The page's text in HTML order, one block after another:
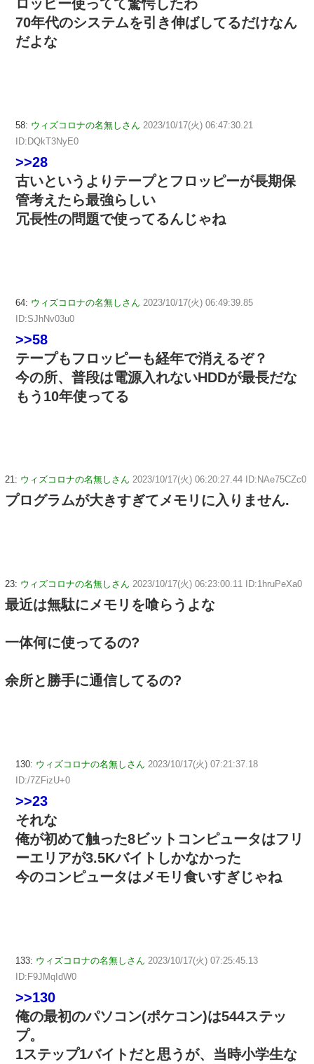
ロッピー使ってて驚愕したわ
70年代のシステムを引き伸ばしてるだけなん
だよな
58: ウィズコロナの名無しさん 2023/10/17(火) 06:47:30.21
ID:DQkT3NyE0
>>28
古いというよりテープとフロッピーが長期保
管考えたら最強らしい
冗長性の問題で使ってるんじゃね
64: ウィズコロナの名無しさん 2023/10/17(火) 06:49:39.85
ID:SJhNv03u0
>>58
テープもフロッピーも経年で消えるぞ？
今の所、普段は電源入れないHDDが最長だな
もう10年使ってる
21: ウィズコロナの名無しさん 2023/10/17(火) 06:20:27.44 ID:NAe75CZc0
プログラムが大きすぎてメモリに入りません.
23: ウィズコロナの名無しさん 2023/10/17(火) 06:23:00.11 ID:1hruPeXa0
最近は無駄にメモリを喰らうよな
一体何に使ってるの?
余所と勝手に通信してるの?
130: ウィズコロナの名無しさん 2023/10/17(火) 07:21:37.18
ID:/7ZFizU+0
>>23
それな
俺が初めて触った8ビットコンピュータはフリ
ーエリアが3.5Kバイトしかなかった
今のコンピュータはメモリ食いすぎじゃね
133: ウィズコロナの名無しさん 2023/10/17(火) 07:25:45.13
ID:F9JMqIdW0
>>130
俺の最初のパソコン(ポケコン)は544ステッ
プ。
1ステップ1バイトだと思うが、当時小学生な